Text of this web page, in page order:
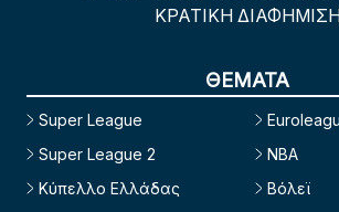
ΚΡΑΤΙΚΗ
ΘΕΜΑΤΑ
Super League
Super League 2
Κύπελλο Ελλάδας
NBA
Βόλεϊ